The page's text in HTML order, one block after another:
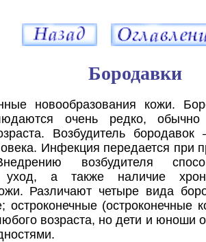
Бородавки
новообразования кожи.
очень редко,
Возбудитель
Инфекция передается при
возбудителя
уход, а также наличие
Различают четыре вида
остроконечные (остроконечные
возраста, но дети и юноши